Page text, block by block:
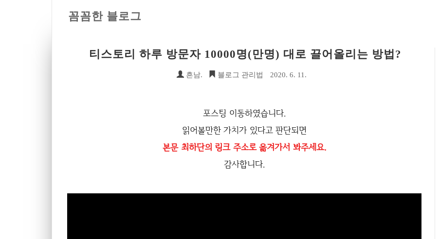
꼼꼼한 블로그
티스토리 하루 방문자 10000명(만명) 대로 끌어올리는 방법?
흔남. 블로그 관리법 2020. 6. 11.
포스팅 이동하였습니다.
읽어볼만한 가치가 있다고 판단되면
본문 최하단의 링크 주소로 옮겨가서 봐주세요.
감사합니다.